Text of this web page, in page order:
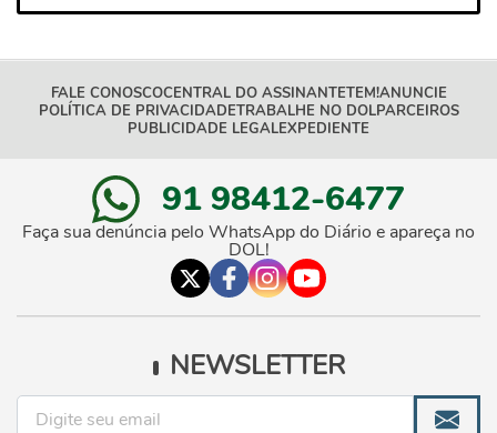
FALE CONOSCOCENTRAL DO ASSINANTETEM!ANUNCIE
POLÍTICA DE PRIVACIDADETRABALHE NO DOLPARCEIROS
PUBLICIDADE LEGALEXPEDIENTE
91 98412-6477
Faça sua denúncia pelo WhatsApp do Diário e apareça no
DOL!
NEWSLETTER